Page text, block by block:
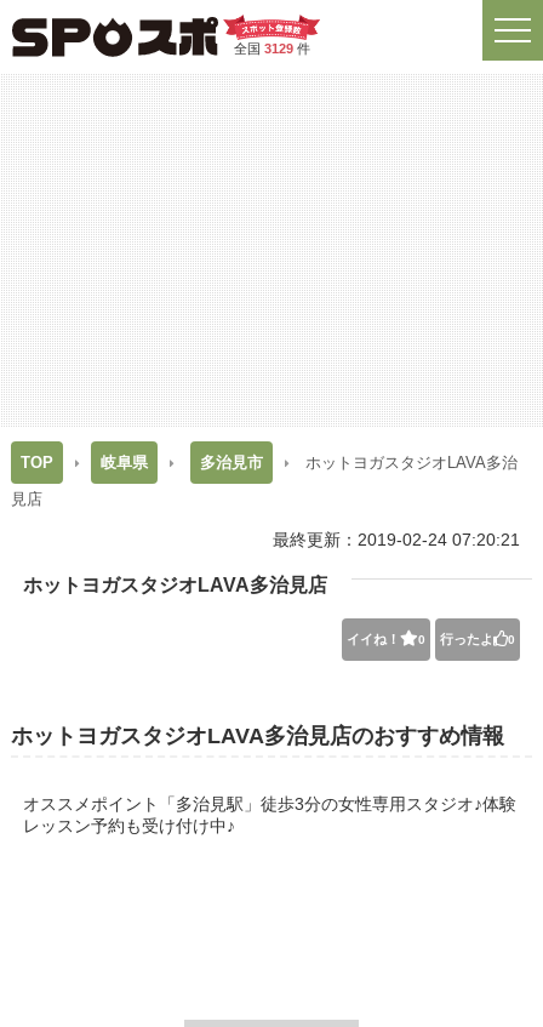
全国 3129件
TOP 岐阜県 多治見市
ホットヨガスタジオLAVA多治
見店
最終更新：2019-02-24 07:20:21
ホットヨガスタジオLAVA多治見店
イイね！ 0 行ったよ 0
ホットヨガスタジオLAVA多治見店のおすすめ情報
オススメポイント「多治見駅」徒歩3分の女性専用スタジオ♪体験
レッスン予約も受け付け中♪